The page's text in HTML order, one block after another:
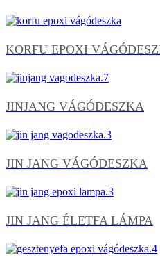
KORFU EPOXI
JINJANG VÁGÓDESZKA
JIN JANG VÁGÓDESZKA
JIN JANG ÉLETFA LÁMPA